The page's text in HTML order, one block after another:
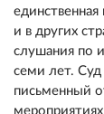
и в других
слушания по
семи лет. Суд
письменный